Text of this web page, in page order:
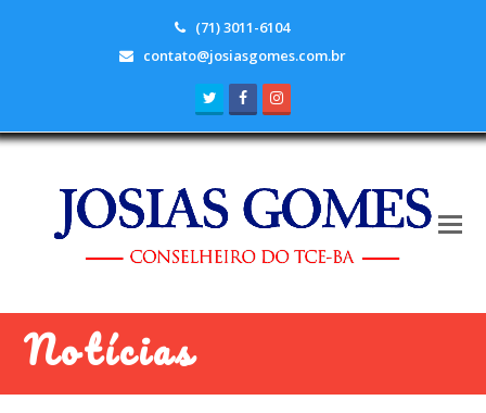
(71) 3011-6104
contato@josiasgomes.com.br
TwitterFacebook
Notícias